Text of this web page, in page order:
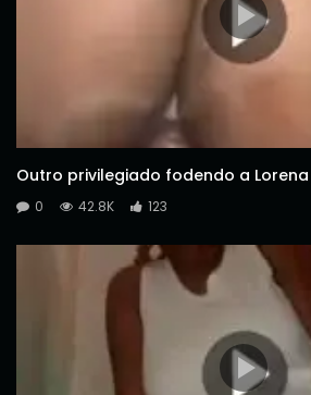
Outro privilegiado fodendo a Lorena
0 42.8K 123